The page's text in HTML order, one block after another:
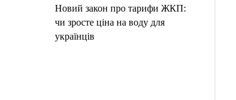
Новий закон про тарифи ЖКП:
чи зросте ціна на воду для
українців